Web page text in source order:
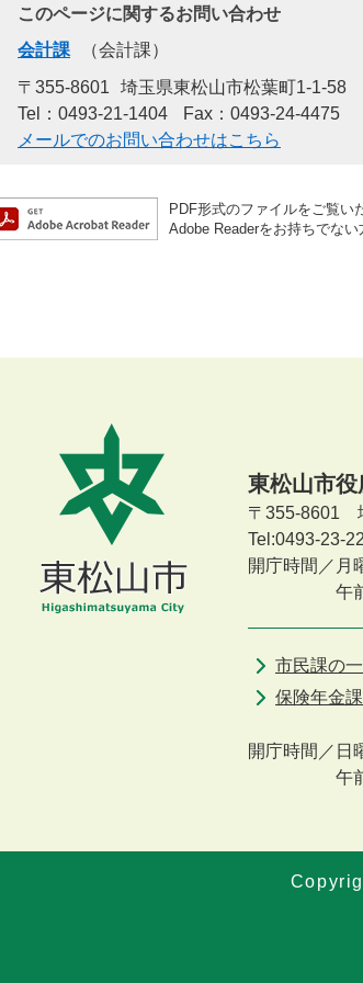
このページに関するお問い合わせ
会計課
会計課
〒355-8601
埼玉県東松山市松葉町1-1-58
Tel：0493-21-1404
Fax：0493-24-4475
メールでのお問い合わせはこちら
PDF形式のファイルをご覧い
Adobe Readerをお持ちでな
東松山市役
〒355-8601
Tel:0493-23-
開庁時間／月
午
市民課の
保険年金
開庁時間／ 日
午